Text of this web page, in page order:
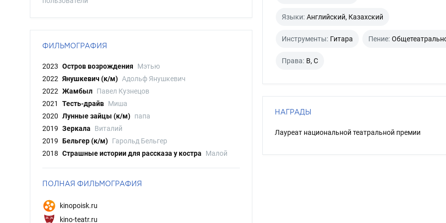
ФИЛЬМОГРАФИЯ
2023 Остров возрождения
Мэтью
2022 Янушкевич (к/м) Адольф Янушкевич
2022 Жамбыл Павел Кузнецов
2021
Тесть-драйв Миша
2020 Лунные зайцы (к/м) папа
2019 Зеркала
Виталий
2019 Бельгер (к/м) Гарольд Бельгер
2018 Страшные истории для рассказа у костра Малой
ПОЛНАЯ ФИЛЬМОГРАФИЯ
kinopoisk.ru
kino-teatr.ru
Языки: Английский, Казахский
Инструменты: Гитара Пение:
Права: B, C
НАГРАДЫ
Лауреат национальной театральной премии